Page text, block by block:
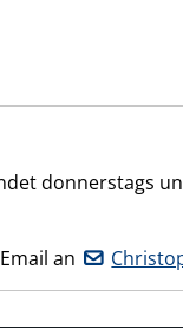
donnerstags
an